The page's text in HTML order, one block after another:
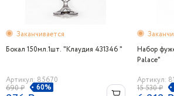
Заканчивается
Бокал 150мл.1шт. "Клаудия 431346 "
Артикул: 85670
690 ₽
60%
Набор
Palace"
Артикул:
15 530 ₽